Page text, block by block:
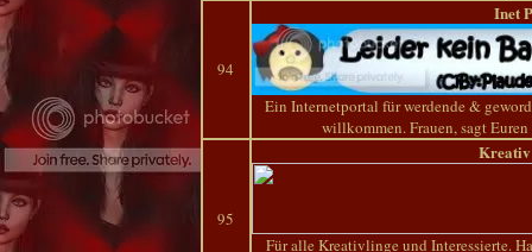
94
Inet
Ein Internetportal für werdende &
willkommen. Frauen, sagt
95
Für alle Kreativlinge und Interessierte.